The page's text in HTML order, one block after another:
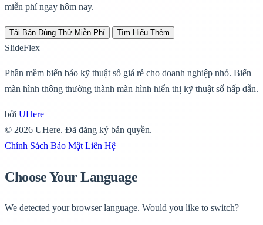
miễn phí ngay hôm nay.
Tải Bản Dùng Thử Miễn Phí Tìm Hiểu Thêm
SlideFlex
Phần mềm biển báo kỹ thuật số giá rẻ cho doanh nghiệp nhỏ. Biến
màn hình thông thường thành màn hình hiển thị kỹ thuật số hấp dẫn.
bởi UHere
© 2026 UHere. Đã đăng ký bản quyền.
Chính Sách Bảo Mật Liên Hệ
Choose Your Language
We detected your browser language. Would you like to switch?